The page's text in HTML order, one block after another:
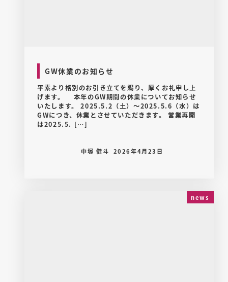
GW休業のお知らせ
平素より格別のお引き立てを賜り、厚くお礼申し上
げます。 本年のGW期間の休業についてお知らせ
いたします。 2025.5.2（土）～2025.5.6（水）は
GWにつき、休業とさせていただきます。 営業再開
は2025.5. […]
中塚 健斗 2026年4月23日
news